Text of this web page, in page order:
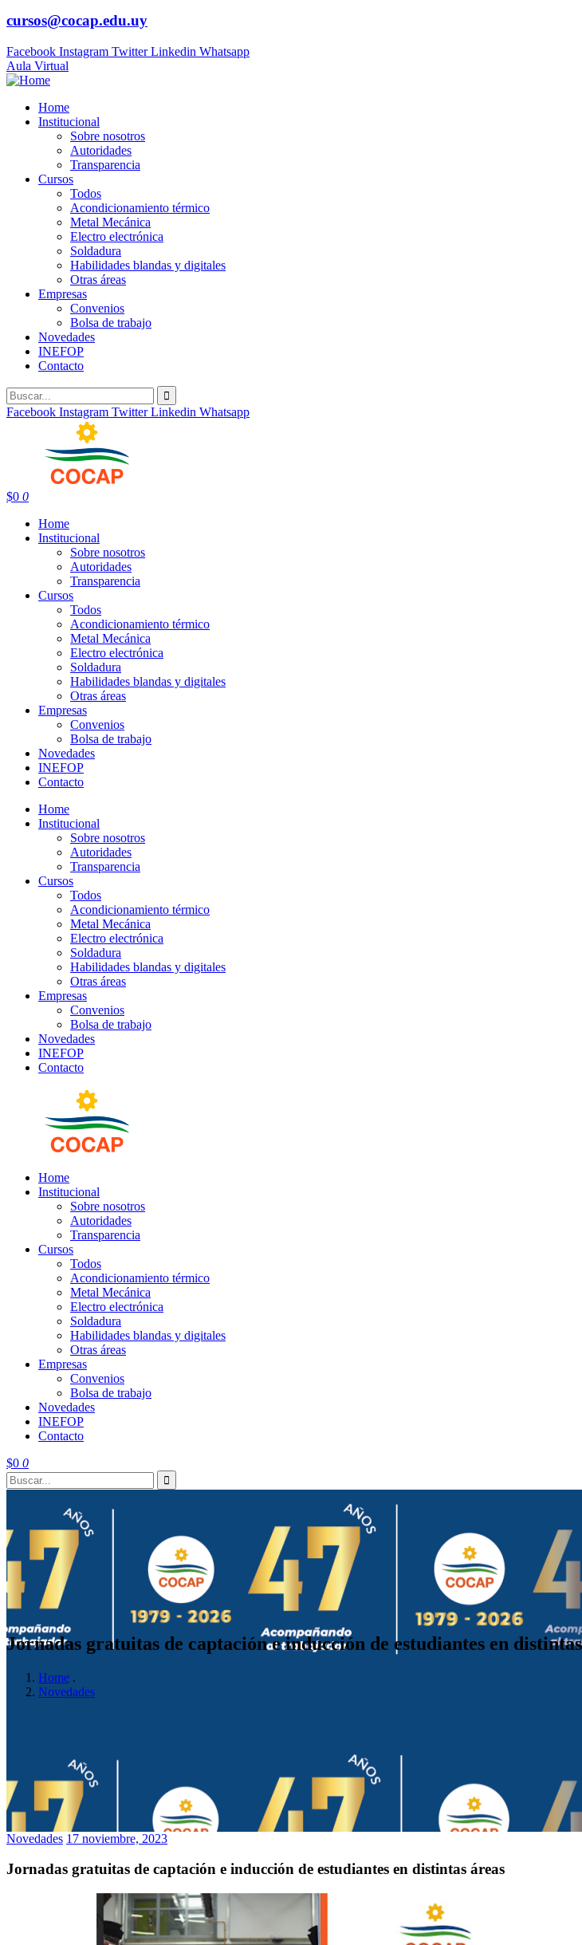
cursos@cocap.edu.uy
Facebook Instagram Twitter Linkedin Whatsapp
Aula Virtual
Home
Institucional
Sobre nosotros
Autoridades
Transparencia
Cursos
Todos
Acondicionamiento térmico
Metal Mecánica
Electro electrónica
Soldadura
Habilidades blandas y digitales
Otras áreas
Empresas
Convenios
Bolsa de trabajo
Novedades
INEFOP
Contacto
Facebook Instagram Twitter Linkedin Whatsapp
$0 0
Home
Institucional
Sobre nosotros
Autoridades
Transparencia
Cursos
Todos
Acondicionamiento térmico
Metal Mecánica
Electro electrónica
Soldadura
Habilidades blandas y digitales
Otras áreas
Empresas
Convenios
Bolsa de trabajo
Novedades
INEFOP
Contacto
Home
Institucional
Sobre nosotros
Autoridades
Transparencia
Cursos
Todos
Acondicionamiento térmico
Metal Mecánica
Electro electrónica
Soldadura
Habilidades blandas y digitales
Otras áreas
Empresas
Convenios
Bolsa de trabajo
Novedades
INEFOP
Contacto
Home
Institucional
Sobre nosotros
Autoridades
Transparencia
Cursos
Todos
Acondicionamiento térmico
Metal Mecánica
Electro electrónica
Soldadura
Habilidades blandas y digitales
Otras áreas
Empresas
Convenios
Bolsa de trabajo
Novedades
INEFOP
Contacto
$0 0
Jornadas gratuitas de captación e inducción de estudiantes en
Home .
Novedades
Novedades 17 noviembre, 2023
Jornadas gratuitas de captación e inducción de estudiantes en distintas áreas